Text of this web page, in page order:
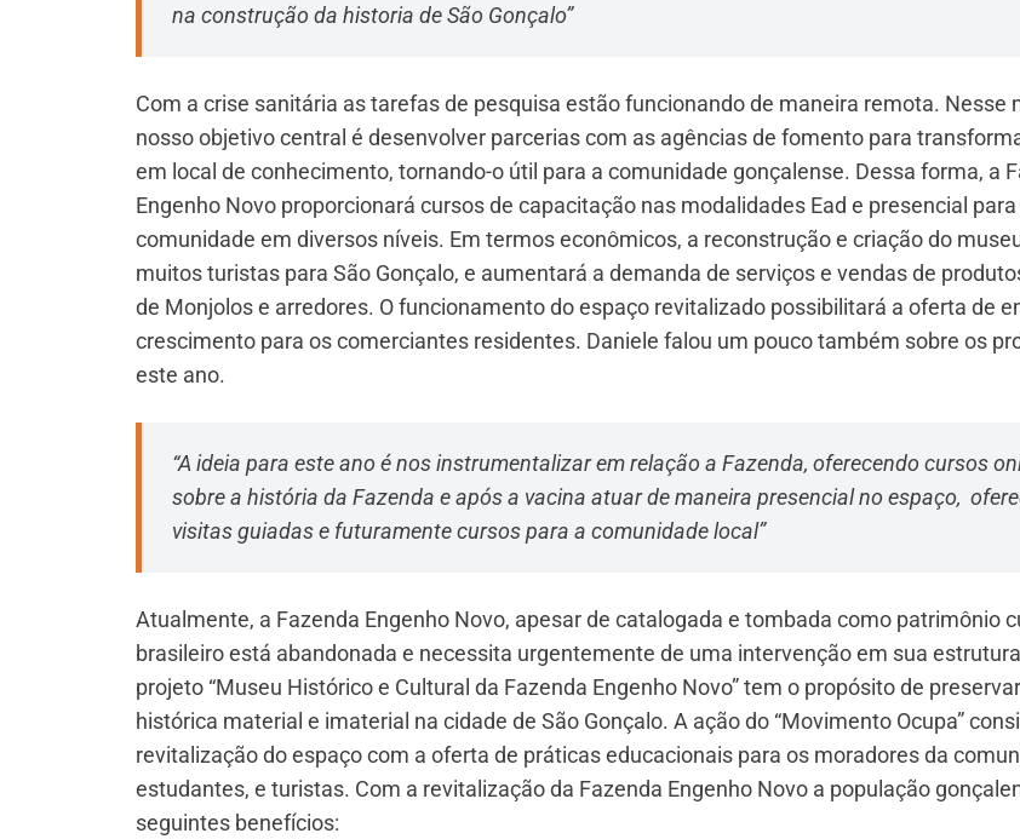
na construção da historia de São Gonçalo”
Com a crise sanitária as tarefas de pesquisa estão funcionando de maneira remota. Nesse
nosso objetivo central é desenvolver parcerias com as agências de fomento para
em local de conhecimento, tornando-o útil para a comunidade gonçalense. Dessa forma, a
Engenho Novo proporcionará cursos de capacitação nas modalidades Ead e presencial para
comunidade em diversos níveis. Em termos econômicos, a reconstrução e criação do
muitos turistas para São Gonçalo, e aumentará a demanda de serviços e vendas de
de Monjolos e arredores. O funcionamento do espaço revitalizado possibilitará a oferta de
crescimento para os comerciantes residentes. Daniele falou um pouco também sobre os
este ano.
“A ideia para este ano é nos instrumentalizar em relação a Fazenda, oferecendo cursos
sobre a história da Fazenda e após a vacina atuar de maneira presencial no espaço,
visitas guiadas e futuramente cursos para a comunidade local”
Atualmente, a Fazenda Engenho Novo, apesar de catalogada e tombada como patrimônio
brasileiro está abandonada e necessita urgentemente de uma intervenção em sua
projeto “Museu Histórico e Cultural da Fazenda Engenho Novo” tem o propósito de
histórica material e imaterial na cidade de São Gonçalo. A ação do “Movimento Ocupa”
revitalização do espaço com a oferta de práticas educacionais para os moradores da
estudantes, e turistas. Com a revitalização da Fazenda Engenho Novo a população
seguintes benefícios: